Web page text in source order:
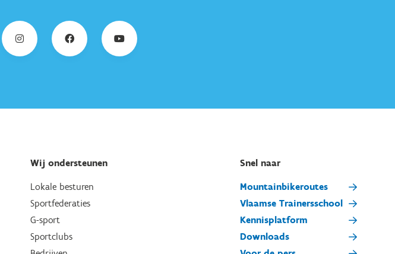
Wij ondersteunen
Lokale besturen
Sportfederaties
G-sport
Sportclubs
Snel naar
Mountainbikeroutes
Vlaamse Trainersschool
Kennisplatform
Downloads